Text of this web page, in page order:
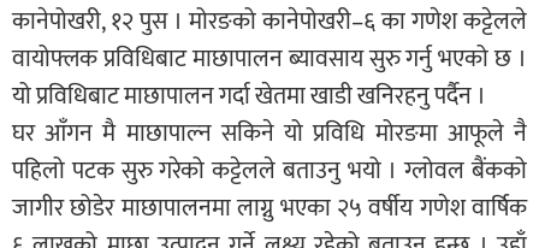
कानेपोखरी, १२ पुस । मोरङको कानेपोखरी–६ का गणेश कट्टेलले
वायोफ्लक प्रविधिबाट माछापालन ब्यावसाय सुरु गर्नु भएको छ ।
यो प्रविधिबाट माछापालन गर्दा खेतमा खाडी खनिरहनु पर्दैन ।
घर आँगन मै माछापाल्न सकिने यो प्रविधि मोरङमा आफूले नै
पहिलो पटक सुरु गरेको कट्टेलले बताउनु भयो । ग्लोवल बैंकको
जागीर छोडेर माछापालनमा लाग्नु भएका २५ वर्षीय गणेश वार्षिक